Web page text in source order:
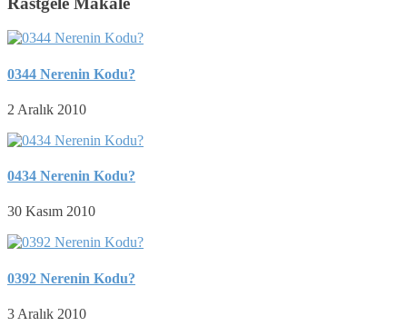
0344 Nerenin Kodu?
2 Aralık 2010
0434 Nerenin Kodu?
30 Kasım 2010
0392 Nerenin Kodu?
3 Aralık 2010